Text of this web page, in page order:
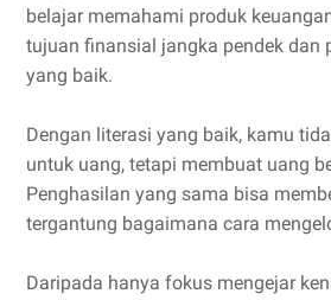
belajar memahami produk
tujuan finansial jangka pendek dan
yang baik.
Dengan literasi yang baik, kamu
untuk uang, tetapi membuat uang
Penghasilan yang sama bisa
tergantung bagaimana cara
Daripada hanya fokus mengejar